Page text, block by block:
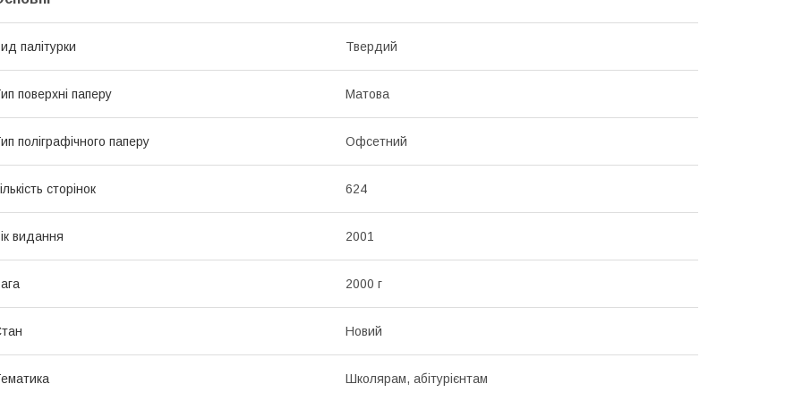
палітурки Твердий
поверхні паперу Матова
поліграфічного паперу Офсетний
сторінок 624
видання 2001
2000 г
Новий
Школярам, абітурієнтам